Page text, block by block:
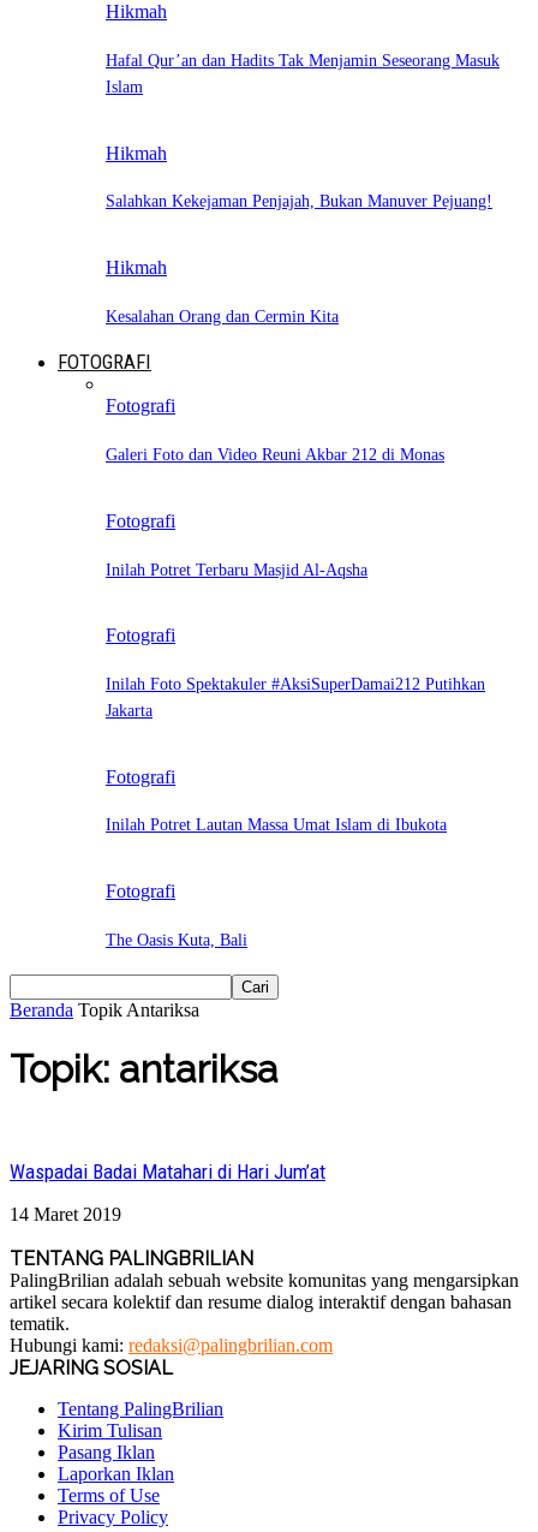
Hikmah
Hafal Qur’an dan Hadits Tak Menjamin Seseorang Masuk
Islam
Hikmah
Salahkan Kekejaman Penjajah, Bukan Manuver Pejuang!
Hikmah
Kesalahan Orang dan Cermin Kita
FOTOGRAFI
Fotografi
Galeri Foto dan Video Reuni Akbar 212 di Monas
Fotografi
Inilah Potret Terbaru Masjid Al-Aqsha
Fotografi
Inilah Foto Spektakuler #AksiSuperDamai212 Putihkan
Jakarta
Fotografi
Inilah Potret Lautan Massa Umat Islam di Ibukota
Fotografi
The Oasis Kuta, Bali
Beranda Topik Antariksa
Topik: antariksa
Waspadai Badai Matahari di Hari Jum’at
14 Maret 2019
TENTANG PALINGBRILIAN
PalingBrilian adalah sebuah website komunitas yang mengarsipkan
artikel secara kolektif dan resume dialog interaktif dengan bahasan
tematik.
Hubungi kami: redaksi@palingbrilian.com
JEJARING SOSIAL
Tentang PalingBrilian
Kirim Tulisan
Pasang Iklan
Laporkan Iklan
Terms of Use
Privacy Policy